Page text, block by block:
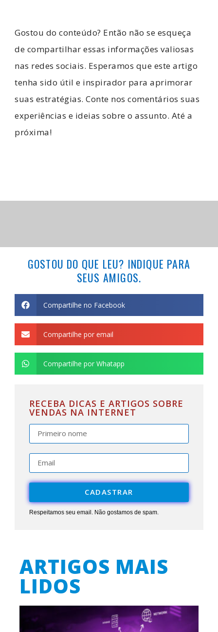
Gostou do conteúdo? Então não se esqueça
de compartilhar essas informações valiosas
nas redes sociais. Esperamos que este artigo
tenha sido útil e inspirador para aprimorar
suas estratégias. Conte nos comentários suas
experiências e ideias sobre o assunto. Até a
próxima!
GOSTOU DO QUE LEU? INDIQUE PARA
SEUS AMIGOS.
Compartilhe no Facebook
Compartilhe por email
Compartilhe por Whatapp
RECEBA DICAS E ARTIGOS SOBRE
VENDAS NA INTERNET
CADASTRAR
Respeitamos seu email. Não gostamos de spam.
ARTIGOS MAIS
LIDOS